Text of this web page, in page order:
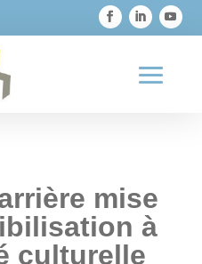
mise
à
culturelle